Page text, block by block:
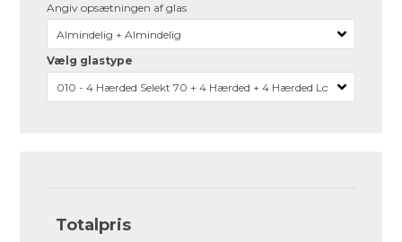
Angiv opsætningen af glas
Vælg glastype
Totalpris